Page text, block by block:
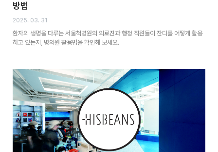
방법
2025. 03. 31
환자의 생명을 다루는 서울척병원의 의료진과 행정 직원들이 잔디를 어떻게 활용
하고 있는지, 병의원 활용법을 확인해 보세요.